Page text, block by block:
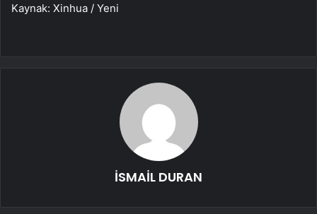
Kaynak: Xinhua / Yeni
İSMAİL DURAN